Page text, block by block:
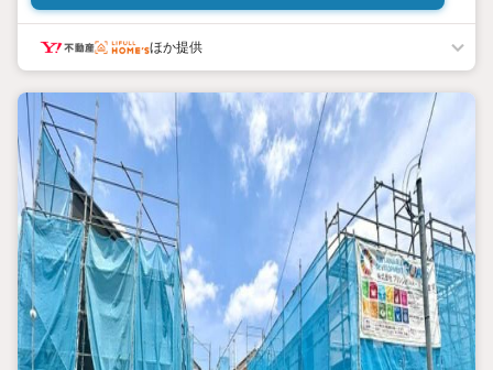
人気物件には特に問い合わせが集中するため、お早めにお電話く
「室内・現地を見学する」ボタンよりご予約いただくとご見学がス
ムーズです。
【創業42周年の実績】
弊社は1985年町田にて開業し、
東京・神奈川・埼玉エリアに13店舗展開しております。
契約件数5万件を突破し、数多くの実績を積むことによって、
様々なご提案やアドバイスが出来るようになりました。
私達はお客様に安心感をお持ち頂ける自信があります。
【とことん納得】
当社では担当営業が物件情報を紹介しておりますが、
その後の物件のご説明、資金計画、税金相談などについては、
上司である担当課長も同席でご説明させていただきます。
ほか提供